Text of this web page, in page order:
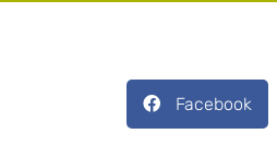
Facebook